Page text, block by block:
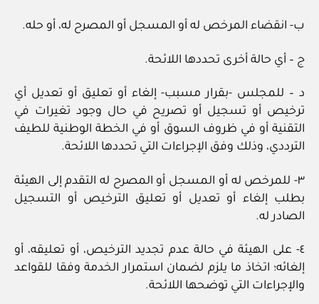
ب- انقضاء المرخص له أو المسجل أو المصرح له، أو حله.
ج – أي حالة أخرى تحددها اللائحة.
د – للمجلس -بقرار مسبب- إلغاء أو تعليق أو تعديل أي
ترخيص أو تسجيل أو تصريح في حال وجود تغيرات في
التقنية أو في ظروف السوق أو في الخطة الوطنية للطيف
الترددي، وذلك وفق الإجراءات التي تحددها اللائحة.
٣- للمرخص له أو المسجل أو المصرح له التقدم إلى الهيئة
بطلب إلغاء أو تعديل أو تعليق الترخيص أو التسجيل
الصادر له.
٤- على الهيئة في حالة عدم تجديد الترخيص، أو تعليقه، أو
إلغائه؛ اتخاذ ما يلزم لضمان استمرار الخدمة وفقا للقواعد
والإجراءات التي توضحها اللائحة.